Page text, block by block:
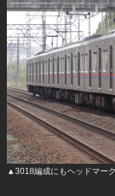
▲3018編成にもヘッドマー